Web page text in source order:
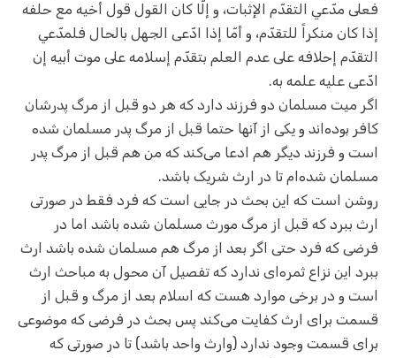
فعلى مدّعي التقدّم الإثبات، و إلّا كان القول قول أخيه مع حلفه
إذا كان منكراً للتقدّم، و أمّا إذا ادّعى الجهل بالحال فلمدّعي
التقدّم إحلافه على عدم العلم بتقدّم إسلامه على موت أبيه إن
ادّعى عليه علمه به.
اگر میت مسلمان دو فرزند دارد که هر دو قبل از مرگ پدرشان
کافر بوده‌اند و یکی از آنها حتما قبل از مرگ پدر مسلمان شده
است و فرزند دیگر هم ادعا می‌کند که من هم قبل از مرگ پدر
مسلمان شده‌ام تا در ارث شریک باشد.
روشن است که این بحث در جایی است که فرد فقط در صورتی
ارث ببرد که قبل از مرگ مورث مسلمان شده باشد اما در
فرضی که فرد حتی اگر بعد از مرگ هم مسلمان شده باشد ارث
ببرد این نزاع ثمره‌ای ندارد که تفصیل آن محول به مباحث ارث
است و در برخی موارد هست که اسلام بعد از مرگ و قبل از
قسمت برای ارث کفایت می‌کند پس بحث در فرضی که موضوعی
برای قسمت وجود ندارد (وارث واحد باشد) تا در صورتی که